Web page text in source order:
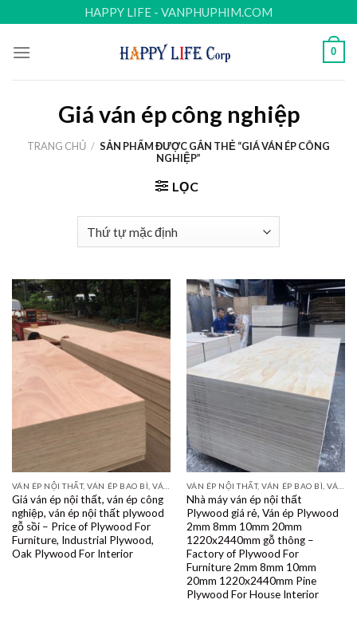
to
content
HAPPY LIFE - VANPHUPHIM.COM
0
Giá ván ép công nghiệp
TRANG CHỦ / SẢN PHẨM ĐƯỢC GẮN THẺ “GIÁ VÁN ÉP CÔNG
NGHIỆP”
LỌC
Giá ván ép nội thất, ván ép công
nghiệp, ván ép nội thất plywood
gỗ sồi – Price of Plywood For
Furniture, Industrial Plywood,
Oak Plywood For Interior
Nhà máy ván ép nội thất
Plywood giá rẻ, Ván ép Plywood
2mm 8mm 10mm 20mm
1220x2440mm gỗ thông –
Factory of Plywood For
Furniture 2mm 8mm 10mm
20mm 1220x2440mm Pine
Plywood For House Interior